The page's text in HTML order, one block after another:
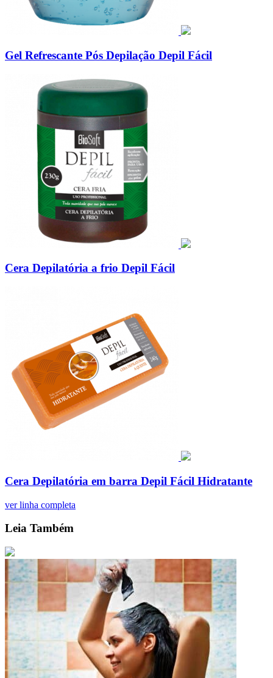
Gel Refrescante Pós Depilação Depil Fácil
Cera Depilatória a frio Depil Fácil
Cera Depilatória em barra Depil Fácil Hidratante
ver linha completa
Leia Também